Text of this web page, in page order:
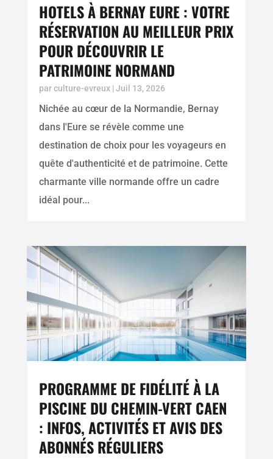
HOTELS À BERNAY EURE : VOTRE
RÉSERVATION AU MEILLEUR PRIX
POUR DÉCOUVRIR LE
PATRIMOINE NORMAND
parculture-evreux| Juil 13, 2026
Nichée au cœur de la Normandie, Bernay
dans l'Eure se révèle comme une
destination de choix pour les voyageurs en
quête d'authenticité et de patrimoine. Cette
charmante ville normande offre un cadre
idéal pour...
PROGRAMME DE FIDÉLITÉ À LA
PISCINE DU CHEMIN-VERT CAEN
: INFOS, ACTIVITÉS ET AVIS DES
ABONNÉS RÉGULIERS